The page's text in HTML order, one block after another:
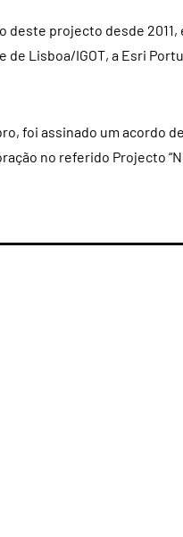
deste projecto desde
Lisboa/IGOT, a Esri
foi assinado um acordo
no referido Projecto